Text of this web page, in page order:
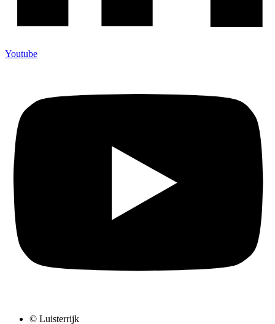
Youtube
© Luisterrijk